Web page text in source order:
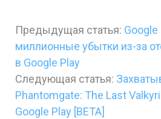
Предыдущая статья: Google
миллионные убытки из-за
в Google Play
Следующая статья:
Phantomgate: The Last
Google Play [BETA]